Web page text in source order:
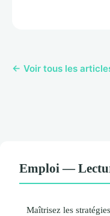
← Voir tous les
Emploi —
Maîtrisez les